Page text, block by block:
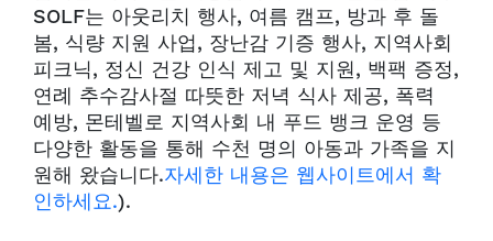
SOLF는 아웃리치 행사, 여름 캠프, 방과 후 돌
봄, 식량 지원 사업, 장난감 기증 행사, 지역사회
피크닉, 정신 건강 인식 제고 및 지원, 백팩 증정,
연례 추수감사절 따뜻한 저녁 식사 제공, 폭력
예방, 몬테벨로 지역사회 내 푸드 뱅크 운영 등
다양한 활동을 통해 수천 명의 아동과 가족을 지
원해 왔습니다.자세한 내용은 웹사이트에서 확
인하세요.).